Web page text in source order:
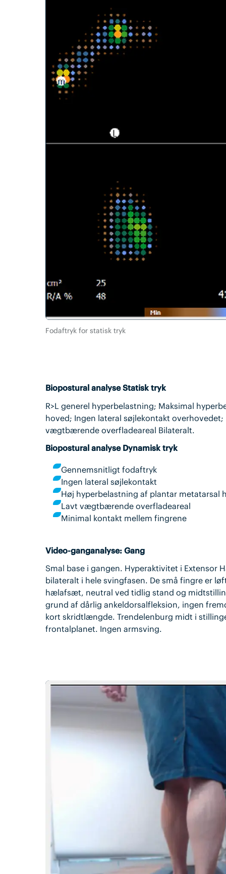
Fodaftryk for statisk tryk
Biopostural analyse Statisk tryk
R>L generel hyperbelastning; Maksimal
hoved; Ingen lateral søjlekontakt
vægtbærende overfladeareal Bilateralt.
Biopostural analyse Dynamisk tryk
Gennemsnitligt fodaftryk
Ingen lateral søjlekontakt
Høj hyperbelastning af plantar metatarsal
Lavt vægtbærende overfladeareal
Minimal kontakt mellem fingrene
Video-ganganalyse: Gang
Smal base i gangen. Hyperaktivitet i Extensor
bilateralt i hele svingfasen. De små fingre er
hælafsæt, neutral ved tidlig stand og
grund af dårlig ankeldorsalfleksion, ingen
kort skridtlængde. Trendelenburg midt i
frontalplanet. Ingen armsving.